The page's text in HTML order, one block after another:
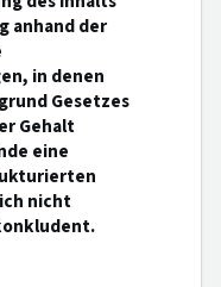
anhand der
in denen
Gesetzes
Gehalt
eine
nicht